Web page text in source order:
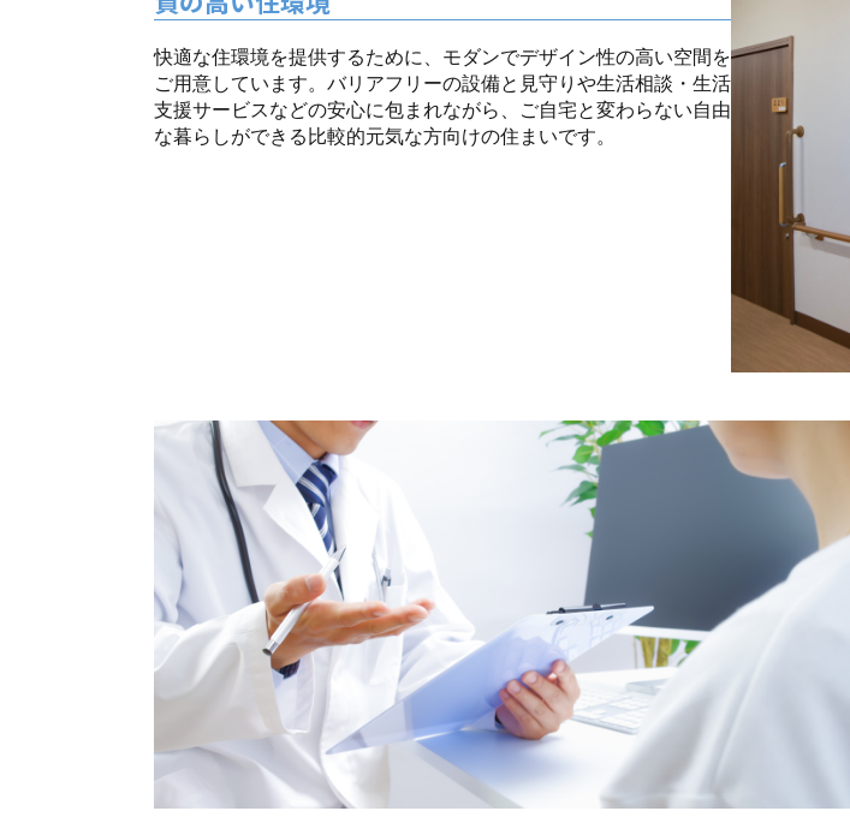
快適な住環境を提供するために、モダンでデザイン性の高い空間を
ご用意しています。バリアフリーの設備と見守りや生活相談・生活
支援サービスなどの安心に包まれながら、ご自宅と変わらない自由
な暮らしができる比較的元気な方向けの住まいです。